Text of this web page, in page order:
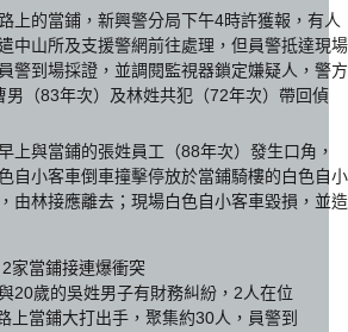
上的當鋪，新興警分局下午4時許獲報，有人
中山所及支援警網前往處理，但員警抵達現場
警到場採證，並調閱監視器鎖定嫌疑人，警方
（83年次）及林姓共犯（72年次）帶回偵
上與當鋪的張姓員工（88年次）發生口角，
自小客車倒車撞擊停放於當鋪騎樓的白色自小
由林接應離去；現場白色自小客車毀損，並造
20歲的吳姓男子有財務糾紛，2人在位
上當鋪大打出手，聚集約30人，員警到